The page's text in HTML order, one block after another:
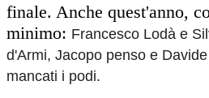
finale. Anche quest'anno,
minimo: Francesco Lodà e
d'Armi, Jacopo penso e
mancati i podi.